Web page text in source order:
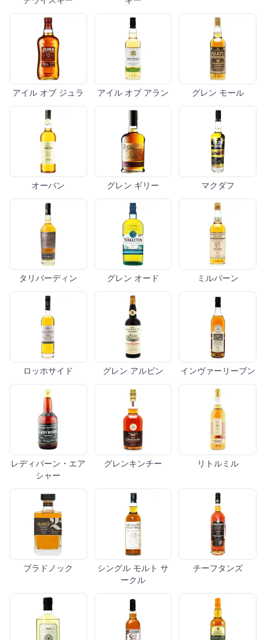
アイル オブ ジュラ アイル オブ アラン グレン モール
オーバン グレン ギリー マクダフ
タリバーディン グレン オード ミルバーン
ロッホサイド グレン アルビン インヴァーリーブン
レディバーン・エア
シャー
グレンキンチー リトルミル
ブラドノック
シングル モルト サ
ークル
チーフタンズ